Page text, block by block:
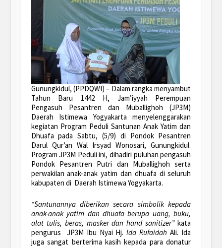
Gunungkidul, (PPDQWI) – Dalam rangka menyambut
Tahun Baru 1442 H, Jam’iyyah Perempuan
Pengasuh Pesantren dan Muballighoh (JP3M)
Daerah Istimewa Yogyakarta menyelenggarakan
kegiatan Program Peduli Santunan Anak Yatim dan
Dhuafa pada Sabtu, (5/9) di Pondok Pesantren
Darul Qur’an Wal Irsyad Wonosari, Gunungkidul.
Program JP3M Peduli ini, dihadiri puluhan pengasuh
Pondok Pesantren Putri dan Muballighoh serta
perwakilan anak-anak yatim dan dhuafa di seluruh
kabupaten di Daerah Istimewa Yogyakarta.
“Santunannya diberikan secara simbolik kepada
anak-anak yatim dan dhuafa berupa uang, buku,
alat tulis, beras, masker dan hand sanitizer”kata
pengurus JP3M Ibu Nyai Hj.Ida Rufaidah Ali. Ida
juga sangat berterima kasih kepada para donatur